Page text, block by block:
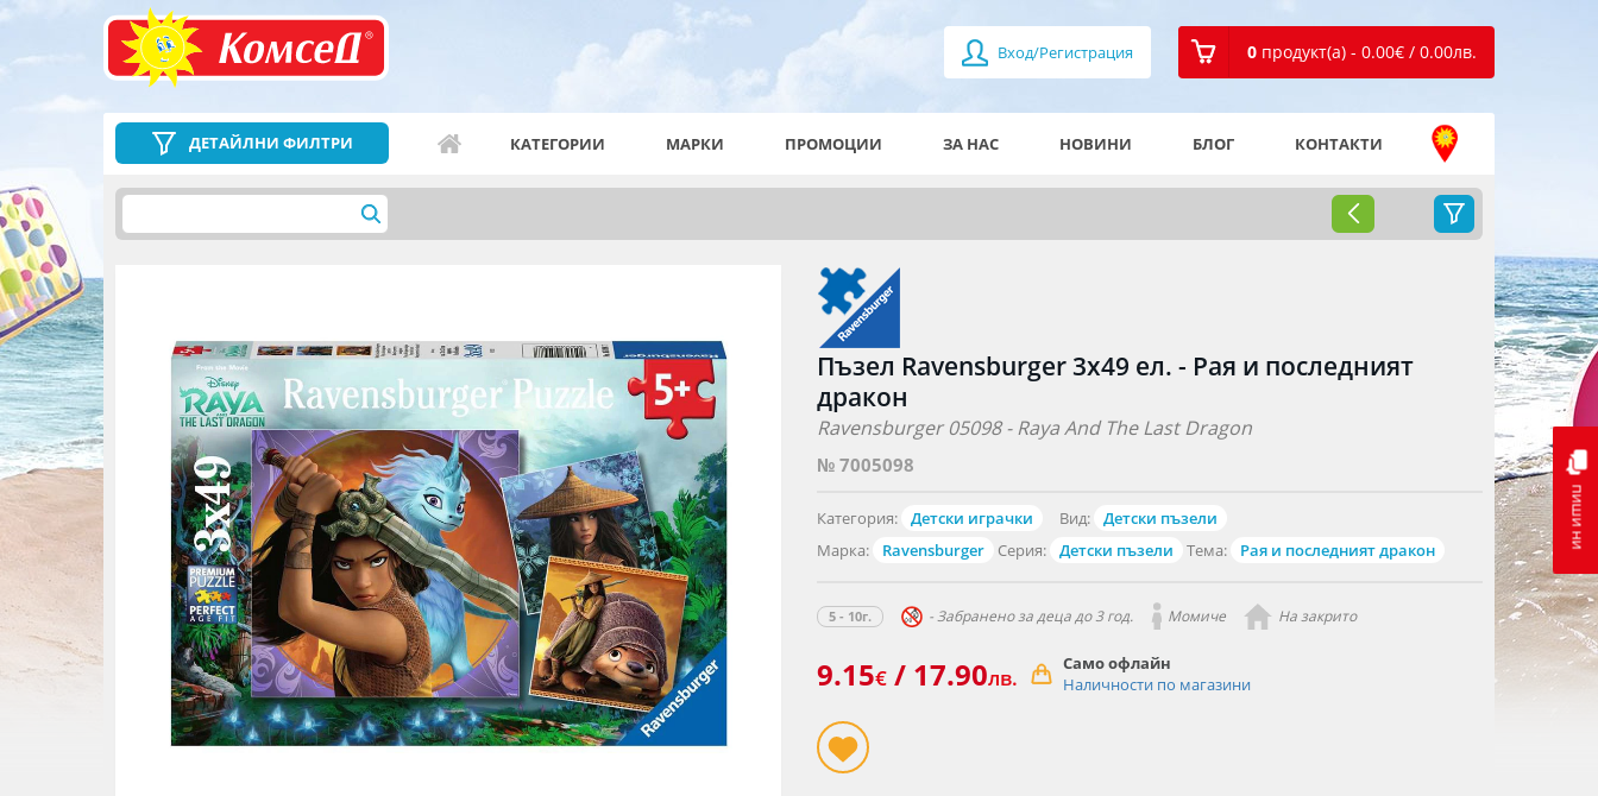
Вход/Регистрация 0 продукт(а) - 0.00€ / 0.00лв.
пиши ни
ДЕТАЙЛНИ ФИЛТРИ КАТЕГОРИИ МАРКИ ПРОМОЦИИ ЗА НАС НОВИНИ БЛОГ КОНТАКТИ
Пъзел Ravensburger 3x49 ел. - Рая и последният
дракон
Ravensburger 05098 - Raya And The Last Dragon
№ 7005098
Категория: Детски играчки Вид:
Детски пъзели
Марка:
Ravensburger Серия: Детски пъзели Тема: Рая и последният дракон
5 - 10г. - Забранено за деца до 3 год. Момиче На закрито
9.15€ / 17.90лв.
Само офлайн
Наличности по магазини